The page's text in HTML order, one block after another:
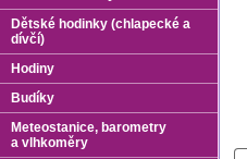
Dětské hodinky (chlapecké a
dívčí)
Hodiny
Budíky
Meteostanice, barometry
a vlhkoměry